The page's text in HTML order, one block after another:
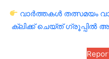
വാർത്തകൾ തത്സമയം
ക്ലിക്ക് ചെയ്ത് ഗ്രൂപ്പിൽ